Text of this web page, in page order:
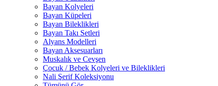
Bayan Kolyeleri
Bayan Küpeleri
Bayan Bileklikleri
Bayan Takı Setleri
Alyans Modelleri
Bayan Aksesuarları
Muskalık ve Cevşen
Çocuk / Bebek Kolyeleri ve Bileklikleri
Nali Şerif Koleksiyonu